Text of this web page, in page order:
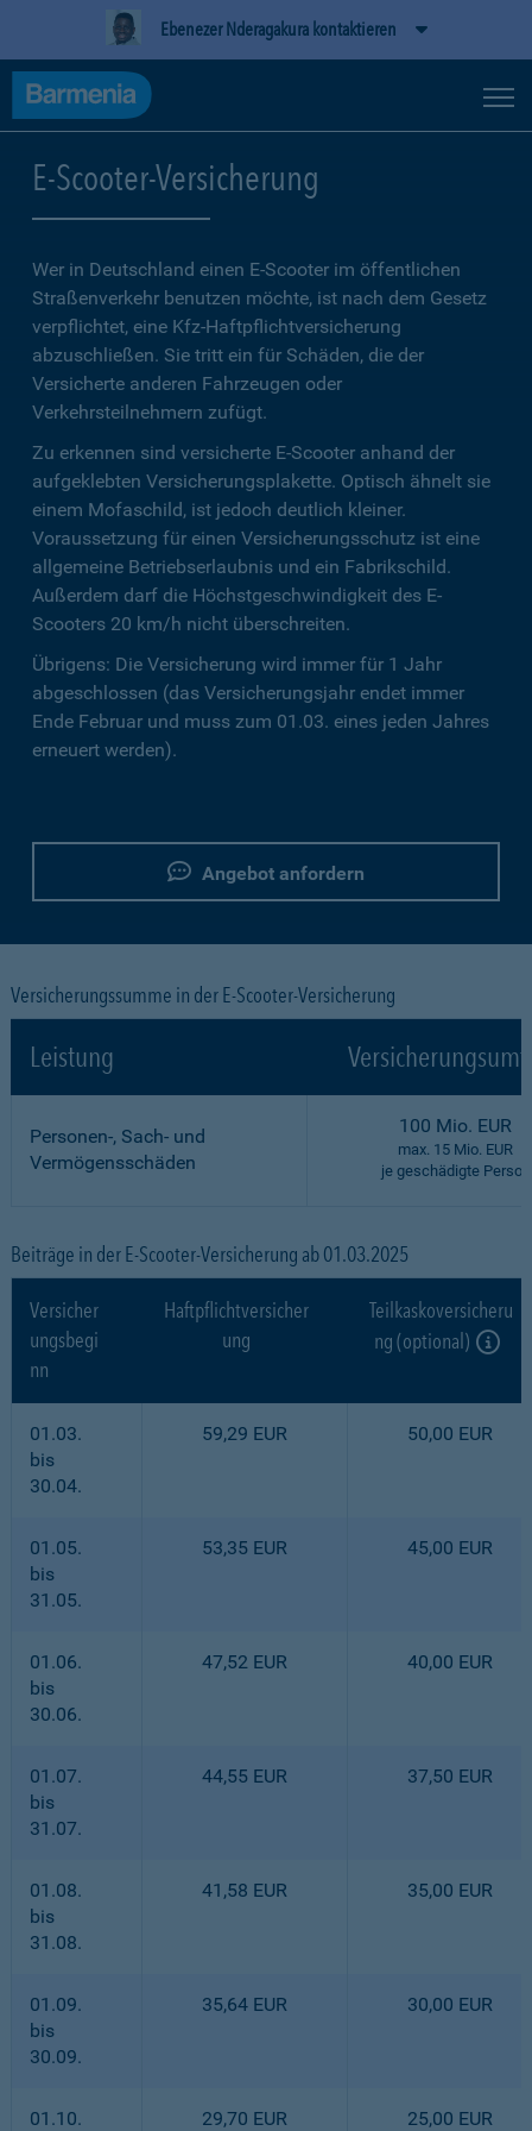
Ebenezer Nderagakura kontaktieren
E-Scooter-Versicherung
Wer in Deutschland einen E-Scooter im öffentlichen
Straßenverkehr benutzen möchte, ist nach dem Gesetz
verpflichtet, eine Kfz-Haftpflichtversicherung
abzuschließen. Sie tritt ein für Schäden, die der
Versicherte anderen Fahrzeugen oder
Verkehrsteilnehmern zufügt.
Zu erkennen sind versicherte E-Scooter anhand der
aufgeklebten Versicherungsplakette. Optisch ähnelt sie
einem Mofaschild, ist jedoch deutlich kleiner.
Voraussetzung für einen Versicherungsschutz ist eine
allgemeine Betriebserlaubnis und ein Fabrikschild.
Außerdem darf die Höchstgeschwindigkeit des E-
Scooters 20 km/h nicht überschreiten.
Übrigens: Die Versicherung wird immer für 1 Jahr
abgeschlossen (das Versicherungsjahr endet immer
Ende Februar und muss zum 01.03. eines jeden Jahres
erneuert werden).
Angebot anfordern
Versicherungssumme in der E-Scooter-Versicherung
Leistung
Personen-, Sach- und
Vermögensschäden
100 Mio. EUR
max. 15 Mio. EUR
je geschädigte Person
Beiträge in der E-Scooter-Versicherung ab 01.03.2025
Versicher
ungsbegi
nn
Haftpflichtversicher
ung
Teilkaskoversicheru
ng (optional)
01.03.
bis
30.04.
59,29 EUR 50,00 EUR
01.05.
bis
31.05.
53,35 EUR 45,00 EUR
01.06.
bis
30.06.
47,52 EUR 40,00 EUR
01.07.
bis
31.07.
44,55 EUR 37,50 EUR
01.08.
bis
31.08.
41,58 EUR 35,00 EUR
01.09.
bis
30.09.
35,64 EUR 30,00 EUR
01.10. 29,70 EUR 25,00 EUR